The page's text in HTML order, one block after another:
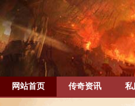
网站首页 传奇资讯 私